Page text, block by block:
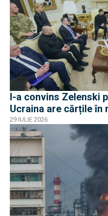
I-a convins Zelenski
Ucraina are cărțile în
29 IULIE 2026